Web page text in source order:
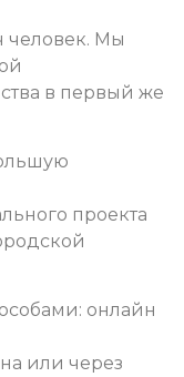
человек. Мы
в первый же
проекта
онлайн
или через